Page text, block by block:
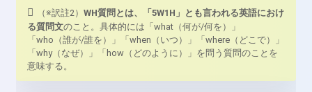
（※訳註2）WH質問とは、「5W1H」とも言われる英語におけ
る質問文のこと。具体的には「what（何が/何を）」
「who（誰が/誰を）」「when（いつ）」「where（どこで）」
「why（なぜ）」「how（どのように）」を問う質問のことを
意味する。